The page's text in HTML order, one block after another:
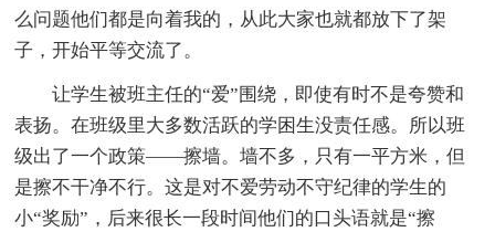
么问题他们都是向着我的，从此大家也就都放下了架
子，开始平等交流了。
让学生被班主任的“爱”围绕，即使有时不是夸赞和
表扬。在班级里大多数活跃的学困生没责任感。所以班
级出了一个政策——擦墙。墙不多，只有一平方米，但
是擦不干净不行。这是对不爱劳动不守纪律的学生的
小“奖励”，后来很长一段时间他们的口头语就是“擦